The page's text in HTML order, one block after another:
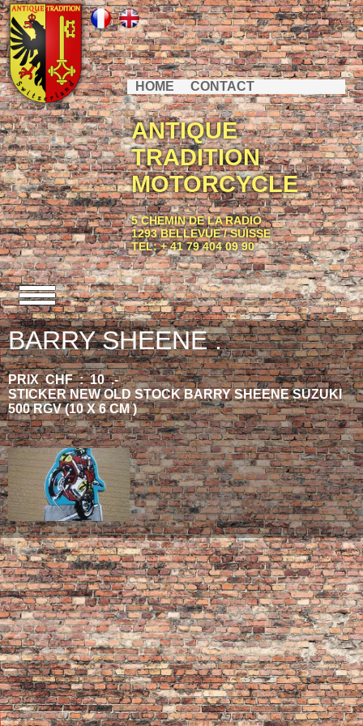
HOME CONTACT
ANTIQUE
TRADITION
MOTORCYCLE
5 CHEMIN DE LA RADIO
1293 BELLEVUE / SUISSE
TEL: + 41 79 404 09 90
BARRY SHEENE .
PRIX CHF : 10 .-
STICKER NEW OLD STOCK BARRY SHEENE SUZUKI
500 RGV (10 X 6 CM )